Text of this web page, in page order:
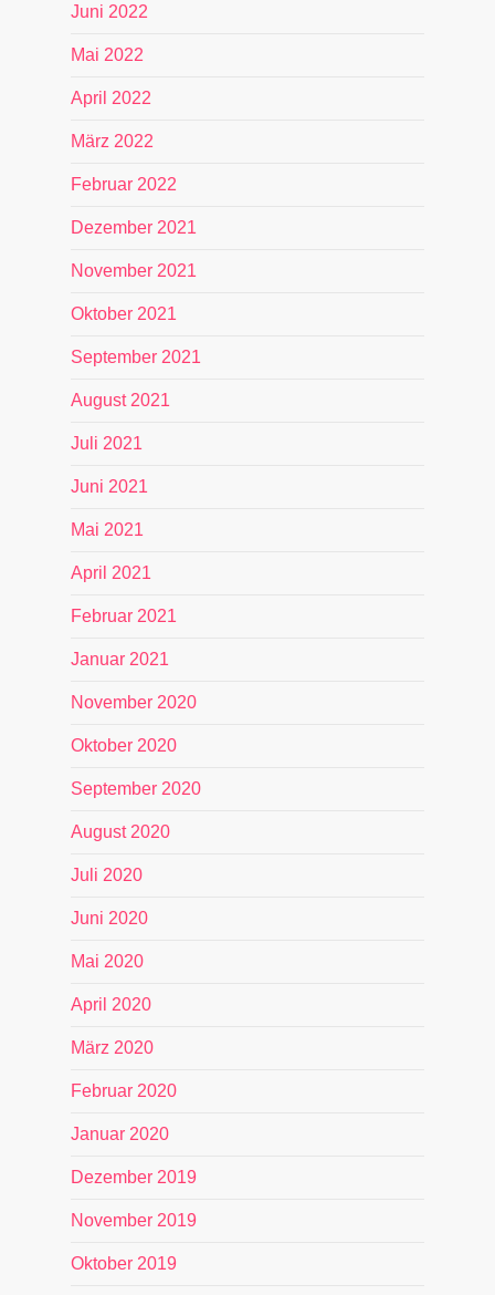
Juni 2022
Mai 2022
April 2022
März 2022
Februar 2022
Dezember 2021
November 2021
Oktober 2021
September 2021
August 2021
Juli 2021
Juni 2021
Mai 2021
April 2021
Februar 2021
Januar 2021
November 2020
Oktober 2020
September 2020
August 2020
Juli 2020
Juni 2020
Mai 2020
April 2020
März 2020
Februar 2020
Januar 2020
Dezember 2019
November 2019
Oktober 2019